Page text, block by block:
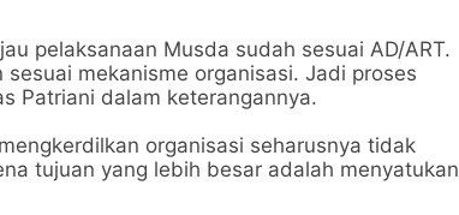
pelaksanaan Musda sudah sesuai AD/ART.
mekanisme organisasi. Jadi proses
Patriani dalam keterangannya.
organisasi seharusnya tidak
tujuan yang lebih besar adalah menyatukan